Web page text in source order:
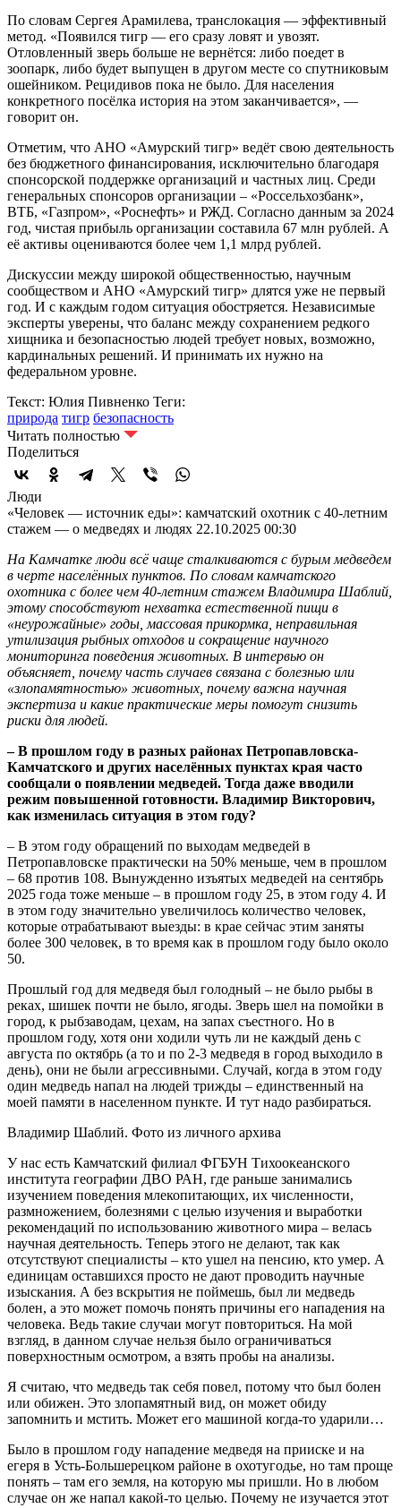
По словам Сергея Арамилева, транслокация — эффективный
метод. «Появился тигр — его сразу ловят и увозят.
Отловленный зверь больше не вернётся: либо поедет в
зоопарк, либо будет выпущен в другом месте со спутниковым
ошейником. Рецидивов пока не было. Для населения
конкретного посёлка история на этом заканчивается», —
говорит он.
Отметим, что АНО «Амурский тигр» ведёт свою деятельность
без бюджетного финансирования, исключительно благодаря
спонсорской поддержке организаций и частных лиц. Среди
генеральных спонсоров организации – «Россельхозбанк»,
ВТБ, «Газпром», «Роснефть» и РЖД. Согласно данным за 2024
год, чистая прибыль организации составила 67 млн рублей. А
её активы оцениваются более чем 1,1 млрд рублей.
Дискуссии между широкой общественностью, научным
сообществом и АНО «Амурский тигр» длятся уже не первый
год. И с каждым годом ситуация обостряется. Независимые
эксперты уверены, что баланс между сохранением редкого
хищника и безопасностью людей требует новых, возможно,
кардинальных решений. И принимать их нужно на
федеральном уровне.
Текст: Юлия Пивненко Теги:
природа тигр безопасность
Читать полностью
Поделиться
Люди
«Человек — источник еды»: камчатский охотник с 40-летним
стажем — о медведях и людях 22.10.2025 00:30
На Камчатке люди всё чаще сталкиваются с бурым медведем
в черте населённых пунктов. По словам камчатского
охотника с более чем 40-летним стажем Владимира Шаблий,
этому способствуют нехватка естественной пищи в
«неурожайные» годы, массовая прикормка, неправильная
утилизация рыбных отходов и сокращение научного
мониторинга поведения животных. В интервью он
объясняет, почему часть случаев связана с болезнью или
«злопамятностью» животных, почему важна научная
экспертиза и какие практические меры помогут снизить
риски для людей.
– В прошлом году в разных районах Петропавловска-
Камчатского и других населённых пунктах края часто
сообщали о появлении медведей. Тогда даже вводили
режим повышенной готовности. Владимир Викторович,
как изменилась ситуация в этом году?
– В этом году обращений по выходам медведей в
Петропавловске практически на 50% меньше, чем в прошлом
– 68 против 108. Вынужденно изъятых медведей на сентябрь
2025 года тоже меньше – в прошлом году 25, в этом году 4. И
в этом году значительно увеличилось количество человек,
которые отрабатывают выезды: в крае сейчас этим заняты
более 300 человек, в то время как в прошлом году было около
50.
Прошлый год для медведя был голодный – не было рыбы в
реках, шишек почти не было, ягоды. Зверь шел на помойки в
город, к рыбзаводам, цехам, на запах съестного. Но в
прошлом году, хотя они ходили чуть ли не каждый день с
августа по октябрь (а то и по 2-3 медведя в город выходило в
день), они не были агрессивными. Случай, когда в этом году
один медведь напал на людей трижды – единственный на
моей памяти в населенном пункте. И тут надо разбираться.
Владимир Шаблий. Фото из личного архива
У нас есть Камчатский филиал ФГБУН Тихоокеанского
института географии ДВО РАН, где раньше занимались
изучением поведения млекопитающих, их численности,
размножением, болезнями с целью изучения и выработки
рекомендаций по использованию животного мира – велась
научная деятельность. Теперь этого не делают, так как
отсутствуют специалисты – кто ушел на пенсию, кто умер. А
единицам оставшихся просто не дают проводить научные
изыскания. А без вскрытия не поймешь, был ли медведь
болен, а это может помочь понять причины его нападения на
человека. Ведь такие случаи могут повториться. На мой
взгляд, в данном случае нельзя было ограничиваться
поверхностным осмотром, а взять пробы на анализы.
Я считаю, что медведь так себя повел, потому что был болен
или обижен. Это злопамятный вид, он может обиду
запомнить и мстить. Может его машиной когда-то ударили…
Было в прошлом году нападение медведя на прииске и на
егеря в Усть-Большерецком районе в охотугодье, но там проще
понять – там его земля, на которую мы пришли. Но в любом
случае он же напал какой-то целью. Почему не изучается этот